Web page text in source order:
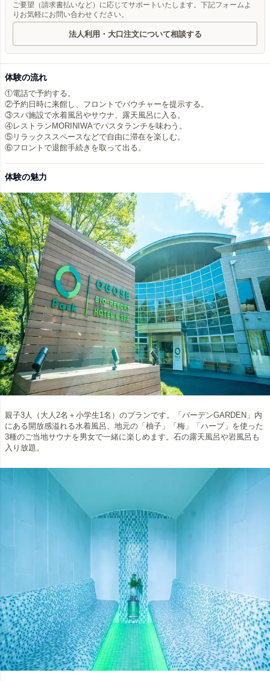
ご要望（請求書払いなど）に応じてサポートいたします。下記フォームよ
りお気軽にお問い合わせください。
法人利用・大口注文について相談する
体験の流れ
①電話で予約する。
②予約日時に来館し、フロントでバウチャーを提示する。
③スパ施設で水着風呂やサウナ、露天風呂に入る。
④レストランMORINIWAでパスタランチを味わう。
⑤リラックススペースなどで自由に滞在を楽しむ。
体験の魅力
親子3人（大人2名＋小学生1名）のプランです。「バーデンGARDEN」内
にある開放感溢れる水着風呂、地元の「柚子」「梅」「ハーブ」を使った
3種のご当地サウナを男女で一緒に楽しめます。石の露天風呂や岩風呂も
入り放題。